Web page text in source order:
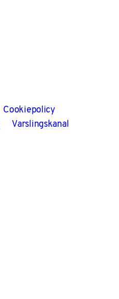
Cookiepolicy
Varslingskanal